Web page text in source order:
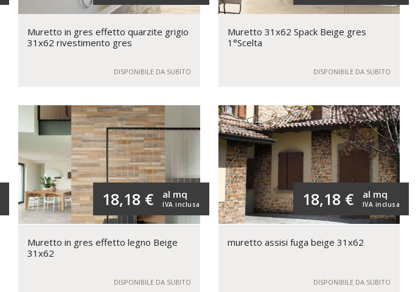
Muretto in gres effetto quarzite grigio
31x62 rivestimento gres
DISPONIBILE DA SUBITO
Muretto 31x62 Spack Beige gres
1°Scelta
DISPONIBILE DA SUBITO
18,18 € IVA inclusa
al mq
Muretto in gres effetto legno Beige
31x62
DISPONIBILE DA SUBITO
18,18 € IVA inclusa
al mq
muretto assisi fuga beige 31x62
DISPONIBILE DA SUBITO